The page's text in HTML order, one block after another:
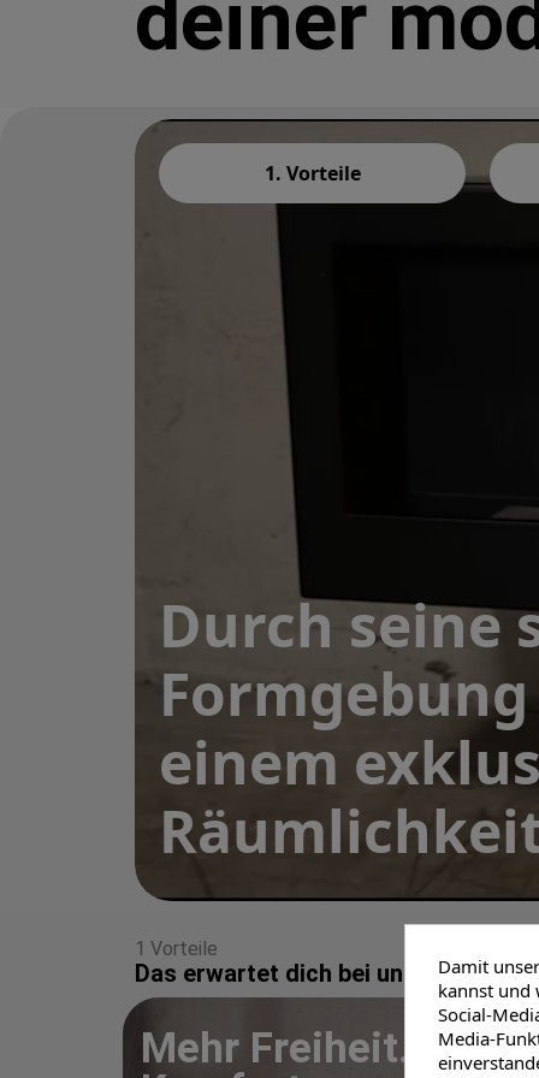
deiner
1. Vorteile
Durch seine
einem
1 Vorteile
Das erwartet dich bei uns
Mehr Freiheit. Mehr
Damit
kannst und
Social-
Media-